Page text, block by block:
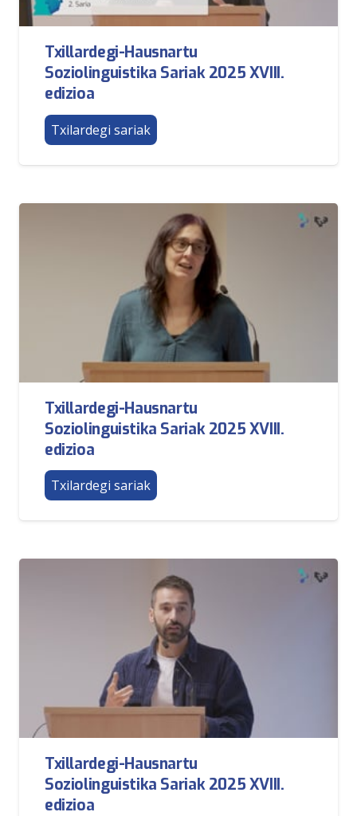
Txillardegi-Hausnartu
Soziolinguistika Sariak 2025 XVIII.
edizioa
Txilardegi sariak
Txillardegi-Hausnartu
Soziolinguistika Sariak 2025 XVIII.
edizioa
Txilardegi sariak
Txillardegi-Hausnartu
Soziolinguistika Sariak 2025 XVIII.
edizioa